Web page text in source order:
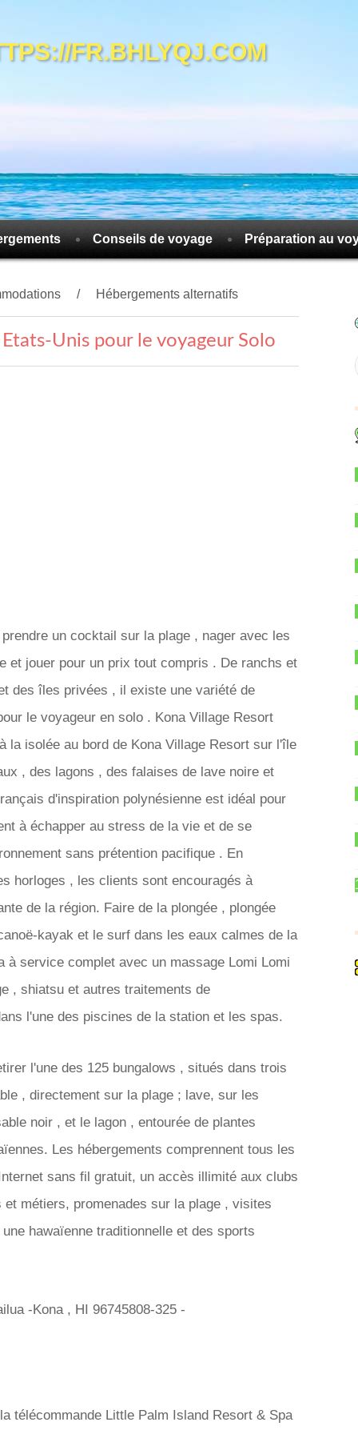
FR.BHLYQJ.COM
Conseils de voyage Préparation au
Hébergements alternatifs
Unis pour le voyageur Solo
un cocktail sur la plage , nager avec les
et jouer pour un prix tout compris . De ranchs et
des îles privées , il existe une variété de
le voyageur en solo . Kona Village Resort
isolée au bord de Kona Village Resort sur ​​l'île
, des lagons , des falaises de lave noire et
d'inspiration polynésienne est idéal pour
à échapper au stress de la vie et de se
sans prétention pacifique . En
horloges , les clients sont encouragés à
de la région. Faire de la plongée , plongée
kayak et le surf dans les eaux calmes de la
à service complet avec un massage Lomi Lomi
, shiatsu et autres traitements de
l'une des piscines de la station et les spas.
l'une des 125 bungalows , situés dans trois
, directement sur la plage ; lave, sur les
noir , et le lagon , entourée de plantes
Les hébergements comprennent tous les
sans fil gratuit, un accès illimité aux clubs
métiers, promenades sur la plage , visites
hawaïenne traditionnelle et des sports
-Kona , HI 96745808-325 -
télécommande Little Palm Island Resort & Spa